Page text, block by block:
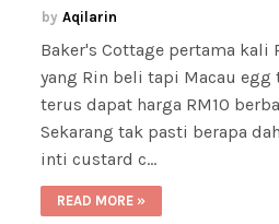
Aqilarin
Baker's Cottage pertama kali
yang Rin beli tapi Macau
terus dapat harga RM10
Sekarang tak pasti berapa
inti custard c…
READ MORE »